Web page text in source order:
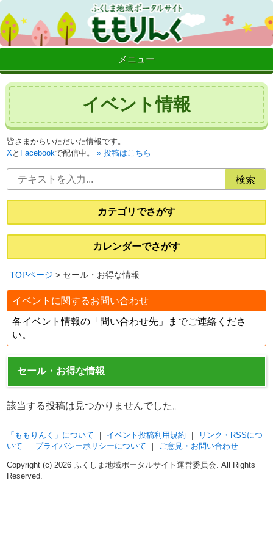
メニュー
イベント情報
皆さまからいただいた情報です。
Xと Facebookで配信中。 投稿はこちら
カテゴリでさがす
カレンダーでさがす
TOPページ > セール・お得な情報
イベントに関するお問い合わせ
各イベント情報の「問い合わせ先」までご連絡くださ
い。
セール・お得な情報
該当する投稿は見つかりませんでした。
「ももりんく」について イベント投稿利用規約
リンク・RSSにつ
いて
プライバシーポリシーについて ご意見・お問い合わせ
Copyright (c) 2026 ふくしま地域ポータルサイト運営委員会. All Rights
Reserved.